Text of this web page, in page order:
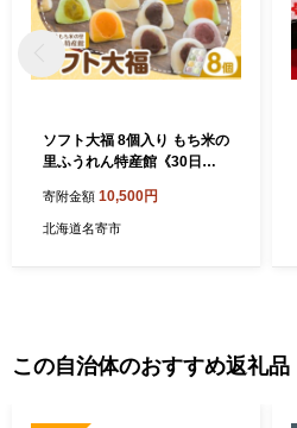
ソフト大福 8個入り もち米の
里ふうれん特産館《30日以
北海道 名寄市 和菓子 大福 お
茶菓子 あんこ 餡 もち もち米
寄附金額 10,500円
北海道名寄市
この自治体のおすすめ返礼品